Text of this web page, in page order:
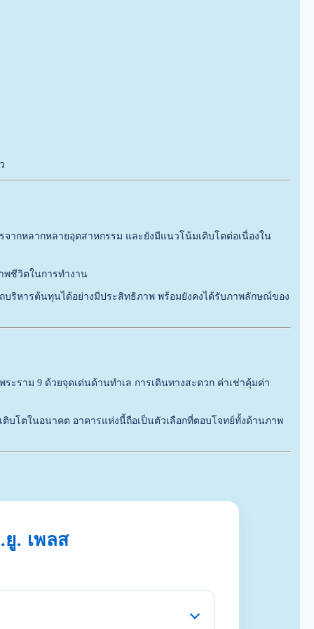
ากหลากหลายอุตสาหกรรม และยังมีแนวโน้มเติบโตต่อเนื่องใน
พชีวิตในการทำงาน
ริหารต้นทุนได้อย่างมีประสิทธิภาพ พร้อมยังคงได้รับภาพลักษณ์ของ
ะราม 9 ด้วยจุดเด่นด้านทำเล การเดินทางสะดวก ค่าเช่าคุ้มค่า
ติบโตในอนาคต อาคารแห่งนี้ถือเป็นตัวเลือกที่ตอบโจทย์ทั้งด้านภาพ
. เพลส